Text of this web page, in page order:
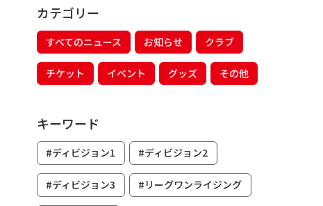
カテゴリー
すべてのニュース お知らせ クラブ
チケット イベント グッズ その他
キーワード
#ディビジョン1 #ディビジョン2
#ディビジョン3 #リーグワンライジング